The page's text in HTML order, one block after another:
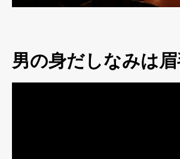
男の身だしなみは眉